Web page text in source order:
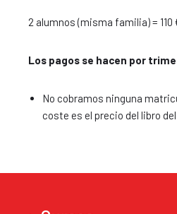
2 alumnos (misma familia) = 110
​​Los pagos se hacen por
No cobramos ninguna
coste es el precio del libro